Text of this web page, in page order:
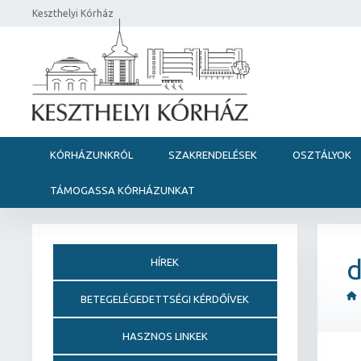
Keszthelyi Kórház
KÓRHÁZUNKRÓL SZAKRENDELÉSEK OSZTÁLYOK
TÁMOGASSA KÓRHÁZUNKAT
HÍREK
BETEGELÉGEDETTSÉGI KÉRDŐÍVEK
HASZNOS LINKEK